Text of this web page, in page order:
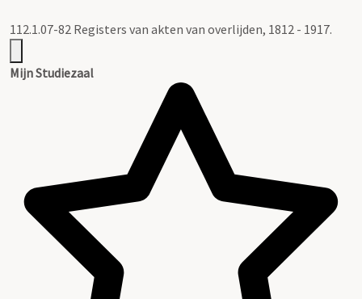
112.1.07-82 Registers van akten van overlijden, 1812 - 1917.
Mijn Studiezaal